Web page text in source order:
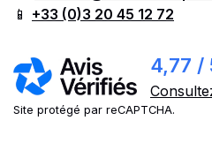
📱 +33 (0)3 20 45 12 72
4,77 /
Site protégé par reCAPTCHA.